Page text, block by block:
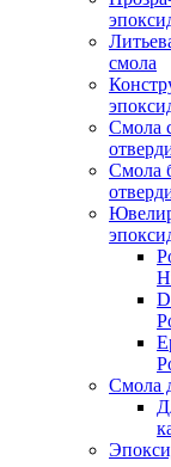
смола
Смола
Смола
Смола